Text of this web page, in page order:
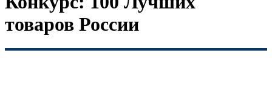
товаров России